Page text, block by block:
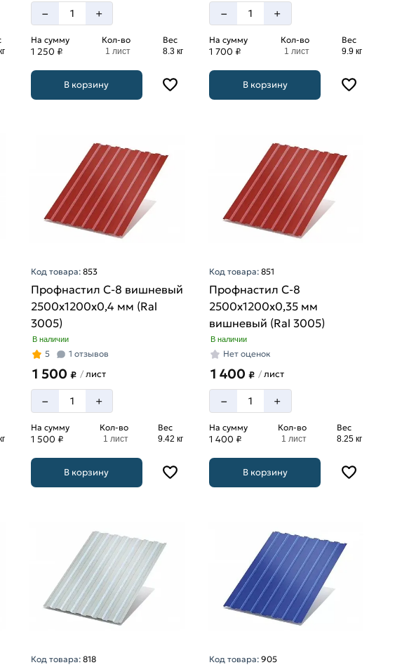
– +
На сумму
1 250 ₽
Кол-во
1 лист
Вес
8.3 кг
В корзину
– +
На сумму
1 700 ₽
Кол-во
1 лист
Вес
9.9 кг
В корзину
Код товара: 853
Профнастил С-8 вишневый
2500х1200х0,4 мм (Ral
3005)
В наличии
5 1 отзывов
1 500 ₽ /лист
– +
На сумму
1 500 ₽
Кол-во
1 лист
Вес
9.42 кг
В корзину
Код товара:851
Профнастил С-8
2500х1200х0,35 мм
вишневый (Ral 3005)
В наличии
Нет оценок
1 400₽ / лист
– +
На сумму
1 400 ₽
Кол-во
1 лист
Вес
8.25 кг
В корзину
Код товара: 818 Код товара:905